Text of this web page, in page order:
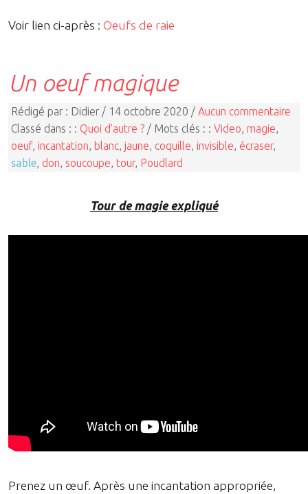
Voir lien ci-après : Oeufs de raie
Un oeuf magique
Rédigé par : Didier / 14 octobre 2020 / Aucun commentaire
Classé dans : : Quoi d'autre ? / Mots clés : : Video, magie,
oeuf, incantation, blanc, jaune, coquille, invisible, écraser,
sable, don, soucoupe, tour, Poudlard
Tour de magie expliqué
Prenez un œuf. Après une incantation appropriée,